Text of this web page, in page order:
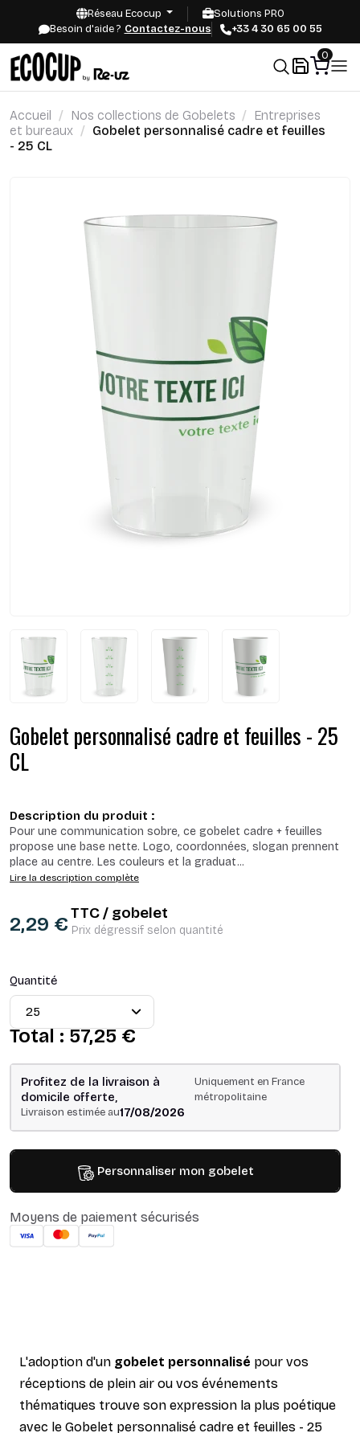
Réseau Ecocup
Solutions PRO
Besoin d'aide ? Contactez-nous +33 4 30 65 00 55
0
Accueil Nos collections de Gobelets
Entreprises
et bureaux
Gobelet personnalisé cadre et feuilles
- 25 CL
Gobelet personnalisé cadre et feuilles - 25
CL
Description du produit :
Pour une communication sobre, ce gobelet cadre + feuilles
propose une base nette. Logo, coordonnées, slogan prennent
place au centre. Les couleurs et la graduat...
Lire la description complète
2,29 €
TTC / gobelet
Prix dégressif selon quantité
Quantité
Total : 57,25 €
Profitez de la livraison à
domicile offerte,
Uniquement en France
métropolitaine
Livraison estimée au17/08/2026
Personnaliser mon gobelet
Moyens de paiement sécurisés
L'adoption d'un gobelet personnalisé pour vos
réceptions de plein air ou vos événements
thématiques trouve son expression la plus poétique
avec le Gobelet personnalisé cadre et feuilles - 25